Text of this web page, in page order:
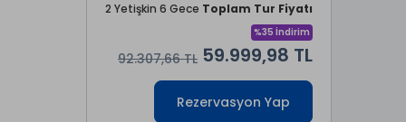
2 Yetişkin 6 Gece Toplam Tur Fiyatı
%35 İndirim
92.307,66 TL 59.999,98 TL
Rezervasyon Yap